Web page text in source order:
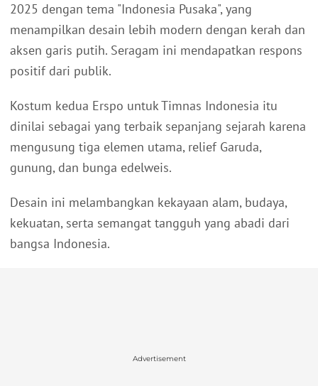
2025 dengan tema "Indonesia Pusaka", yang
menampilkan desain lebih modern dengan kerah dan
aksen garis putih. Seragam ini mendapatkan respons
positif dari publik.
Kostum kedua Erspo untuk Timnas Indonesia itu
dinilai sebagai yang terbaik sepanjang sejarah karena
mengusung tiga elemen utama, relief Garuda,
gunung, dan bunga edelweis.
Desain ini melambangkan kekayaan alam, budaya,
kekuatan, serta semangat tangguh yang abadi dari
bangsa Indonesia.
Advertisement